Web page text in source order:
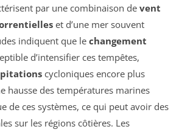
par une combinaison de vent
et d’une mer souvent
indiquent que le changement
d’intensifier ces tempêtes,
cycloniques encore plus
hausse des températures marines
de ces systèmes, ce qui peut avoir des
sur les régions côtières. Les